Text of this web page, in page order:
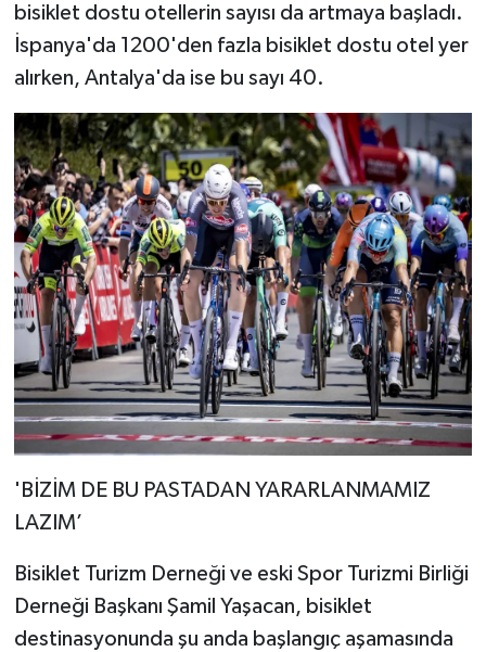
bisiklet dostu otellerin sayısı da artmaya başladı.
İspanya'da 1200'den fazla bisiklet dostu otel yer
alırken, Antalya'da ise bu sayı 40.
'BİZİM DE BU PASTADAN YARARLANMAMIZ
LAZIM’
Bisiklet Turizm Derneği ve eski Spor Turizmi Birliği
Derneği Başkanı Şamil Yaşacan, bisiklet
destinasyonunda şu anda başlangıç aşamasında